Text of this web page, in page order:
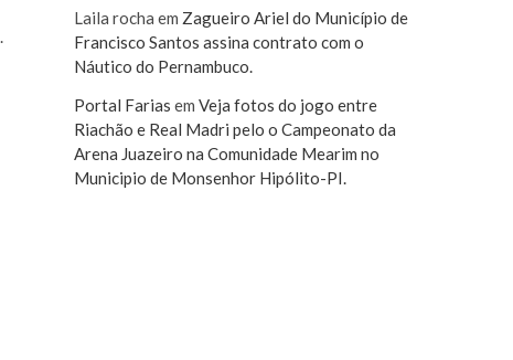
Laila rocha em Zagueiro Ariel do Município de
Francisco Santos assina contrato com o
Náutico do Pernambuco.
Portal Farias em Veja fotos do jogo entre
Riachão e Real Madri pelo o Campeonato da
Arena Juazeiro na Comunidade Mearim no
Municipio de Monsenhor Hipólito-PI.